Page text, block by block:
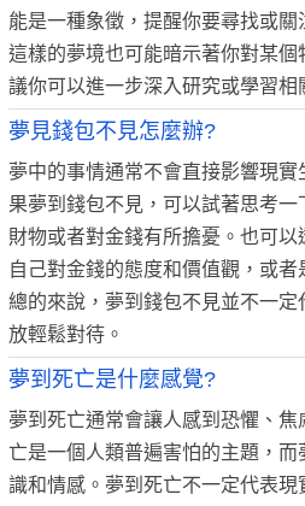
能是一種象徵，提醒你要尋找或關
這樣的夢境也可能暗示著你對某
議你可以進一步深入研究或學習相
夢見錢包不見怎麼辦?
夢中的事情通常不會直接影響現
果夢到錢包不見，可以試著思考
財物或者對金錢有所擔憂。也可
自己對金錢的態度和價值觀，或者
總的來說，夢到錢包不見並不一
放輕鬆對待。
夢到死亡是什麼感覺?
夢到死亡通常會讓人感到恐懼、
亡是一個人類普遍害怕的主題，
識和情感。夢到死亡不一定代表